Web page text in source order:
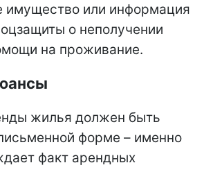
имущество или информация
о неполучении
на проживание.
жилья должен быть
форме – именно
факт арендных